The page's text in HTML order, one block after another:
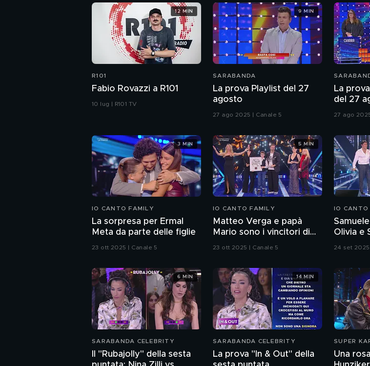
R101
Fabio Rovazzi a R101
10 lug | R101 TV
12 MIN
SARABANDA
La prova Playlist del 27
agosto
27 ago 2025 | Canale 5
9 MIN
La
del 27
27 ago
IO CANTO FAMILY
La sorpresa per Ermal
Meta da parte delle figlie
23 ott 2025 | Canale 5
3 MIN
IO CANTO FAMILY
Matteo Verga e papà
Mario sono i vincitori di
"Io Canto Family 2025"
23 ott 2025 | Canale 5
5 MIN
IO CANTO
Olivia e
città 'e
24 set
SARABANDA CELEBRITY
Il "Rubajolly" della sesta
6 MIN
SARABANDA CELEBRITY
La prova "In & Out" della
14 MIN
SUPER
Una